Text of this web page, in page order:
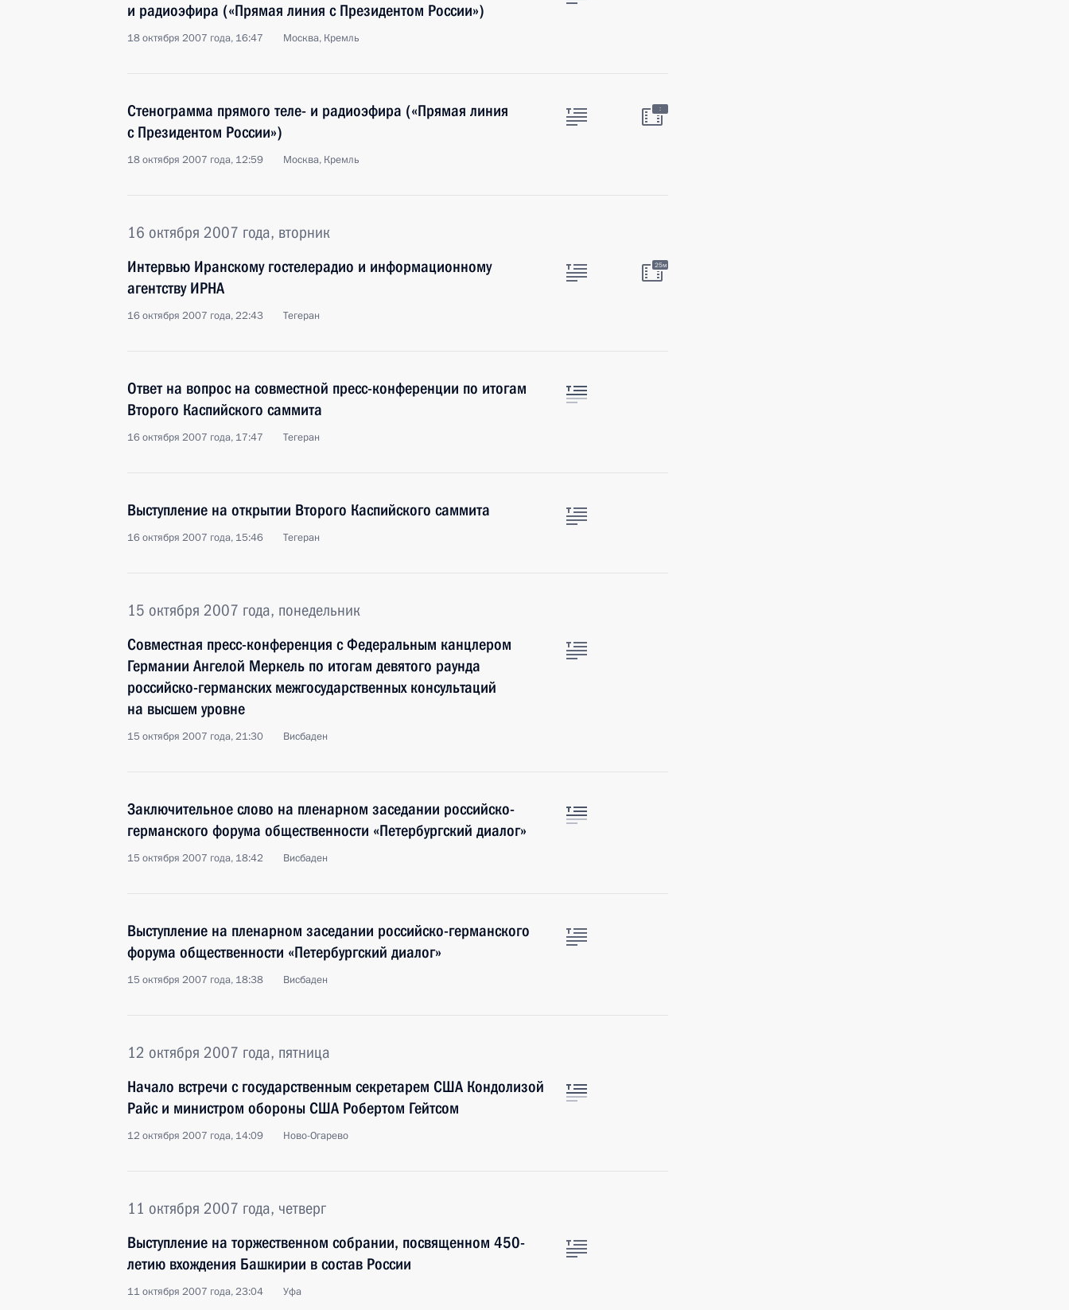
и радиоэфира («Прямая линия с Президентом России»)
18 октября 2007 года, 16:47 Москва, Кремль
Стенограмма прямого теле- и радиоэфира («Прямая линия
с Президентом России»)
18 октября 2007 года, 12:59 Москва, Кремль
:
16 октября 2007 года, вторник
Интервью Иранскому гостелерадио и информационному
агентству ИРНА
16 октября 2007 года, 22:43 Тегеран
25м
Ответ на вопрос на совместной пресс-конференции по итогам
Второго Каспийского саммита
16 октября 2007 года, 17:47 Тегеран
Выступление на открытии Второго Каспийского саммита
16 октября 2007 года, 15:46 Тегеран
15 октября 2007 года, понедельник
Совместная пресс-конференция с Федеральным канцлером
Германии Ангелой Меркель по итогам девятого раунда
российско-германских межгосударственных консультаций
на высшем уровне
15 октября 2007 года, 21:30 Висбаден
Заключительное слово на пленарном заседании российско-
германского форума общественности «Петербургский диалог»
15 октября 2007 года, 18:42 Висбаден
Выступление на пленарном заседании российско-германского
форума общественности «Петербургский диалог»
15 октября 2007 года, 18:38 Висбаден
12 октября 2007 года, пятница
Начало встречи с государственным секретарем США Кондолизой
Райс и министром обороны США Робертом Гейтсом
12 октября 2007 года, 14:09 Ново-Огарево
11 октября 2007 года, четверг
Выступление на торжественном собрании, посвященном 450-
летию вхождения Башкирии в состав России
11 октября 2007 года, 23:04 Уфа